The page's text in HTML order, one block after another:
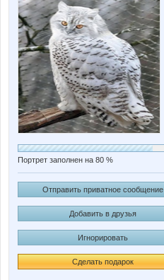
Портрет заполнен на 80 %
Отправить приватное сообщение
Добавить в друзья
Игнорировать
Сделать подарок